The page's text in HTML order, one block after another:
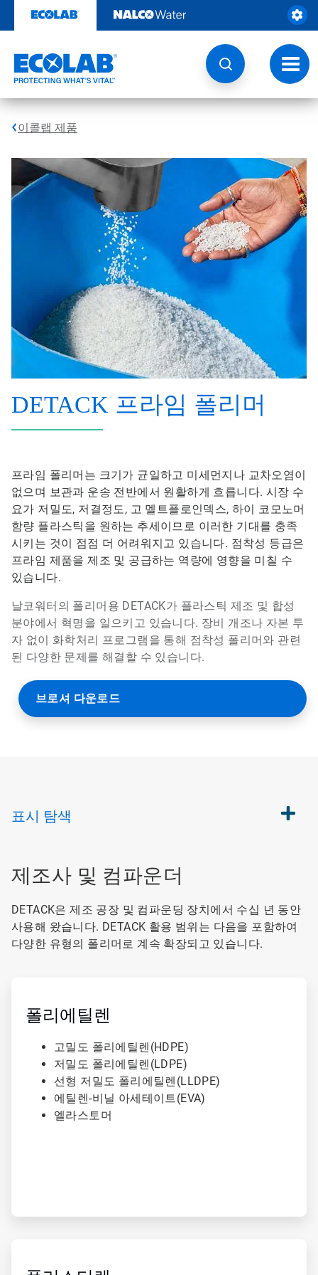
츠
기
토
글
내
비
이콜랩 제품
DETACK 프라임 폴리머
프라임 폴리머는 크기가 균일하고 미세먼지나 교차오염이
없으며 보관과 운송 전반에서 원활하게 흐릅니다. 시장 수
요가 저밀도, 저결정도, 고 멜트플로인덱스, 하이 코모노머
함량 플라스틱을 원하는 추세이므로 이러한 기대를 충족
시키는 것이 점점 더 어려워지고 있습니다. 점착성 등급은
프라임 제품을 제조 및 공급하는 역량에 영향을 미칠 수
있습니다.
날코워터의 폴리머용 DETACK가 플라스틱 제조 및 합성
분야에서 혁명을 일으키고 있습니다. 장비 개조나 자본 투
자 없이 화학처리 프로그램을 통해 점착성 폴리머와 관련
된 다양한 문제를 해결할 수 있습니다.
브로셔 다운로드
표시 탐색
제조사 및 컴파운더
DETACK은 제조 공장 및 컴파운딩 장치에서 수십 년 동안
사용해 왔습니다. DETACK 활용 범위는 다음을 포함하여
다양한 유형의 폴리머로 계속 확장되고 있습니다.
폴리에틸렌
고밀도 폴리에틸렌(HDPE)
저밀도 폴리에틸렌(LDPE)
선형 저밀도 폴리에틸렌(LLDPE)
에틸렌-비닐 아세테이트(EVA)
엘라스토머